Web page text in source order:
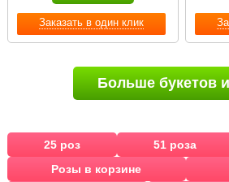
Заказать в один клик
Больше букетов
25 роз 51 роза
Розы в корзине